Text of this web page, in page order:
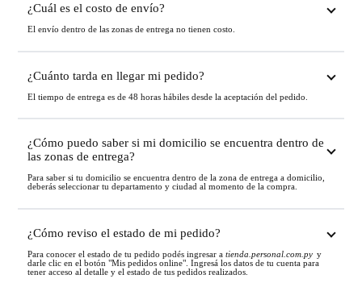
¿Cuál es el costo de envío?
El envío dentro de las zonas de entrega no tienen costo.
¿Cuánto tarda en llegar mi pedido?
El tiempo de entrega es de 48 horas hábiles desde la aceptación del pedido.
¿Cómo puedo saber si mi domicilio se encuentra dentro de
las zonas de entrega?
Para saber si tu domicilio se encuentra dentro de la zona de entrega a domicilio,
deberás seleccionar tu departamento y ciudad al momento de la compra.
¿Cómo reviso el estado de mi pedido?
Para conocer el estado de tu pedido podés ingresar atienda.personal.com.py y
darle clic en el botón "Mis pedidos online". Ingresá los datos de tu cuenta para
tener acceso al detalle y el estado de tus pedidos realizados.